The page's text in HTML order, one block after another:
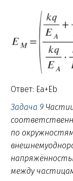
Ответ: Ea+Eb
Задача 9
по
между